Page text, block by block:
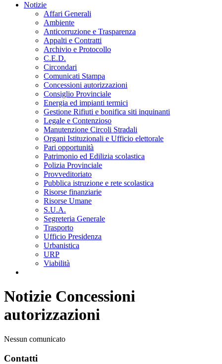
Notizie
Affari Generali
Ambiente
Anticorruzione e Trasparenza
Appalti e Contratti
Archivio e Protocollo
C.E.D.
Circondari
Comunicati Stampa
Concessioni autorizzazioni
Consiglio Provinciale
Energia ed impianti termici
Gestione Rifiuti e bonifica siti inquinanti
Legale e Contenzioso
Manutenzione Circoli Stradali
Organi Istituzionali e Ufficio elettorale
Pari opportunità
Patrimonio ed Edilizia scolastica
Polizia Provinciale
Provveditoriato
Pubblica istruzione e rete scolastica
Risorse finanziarie
Risorse Umane
S.U.A.
Segreteria Generale
Trasporto
Ufficio Presidenza
Urbanistica
URP
Viabilità
Notizie Concessioni
autorizzazioni
Nessun comunicato
Contatti